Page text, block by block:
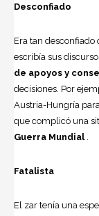
Desconfiado
Era tan
escribía sus
de apoyos y
decisiones. Por
Austria-Hungría
que complicó una
Guerra Mundial
Fatalista
El zar tenía una